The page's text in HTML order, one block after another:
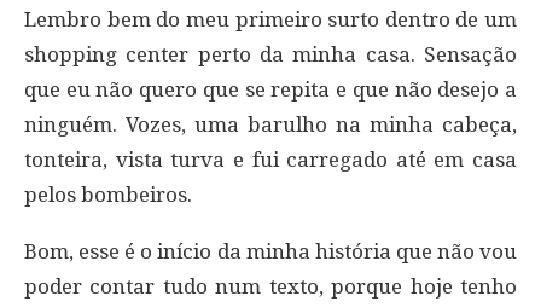
Lembro bem do meu primeiro surto dentro de um
shopping center perto da minha casa. Sensação
que eu não quero que se repita e que não desejo a
ninguém. Vozes, uma barulho na minha cabeça,
tonteira, vista turva e fui carregado até em casa
pelos bombeiros.
Bom, esse é o início da minha história que não vou
poder contar tudo num texto, porque hoje tenho